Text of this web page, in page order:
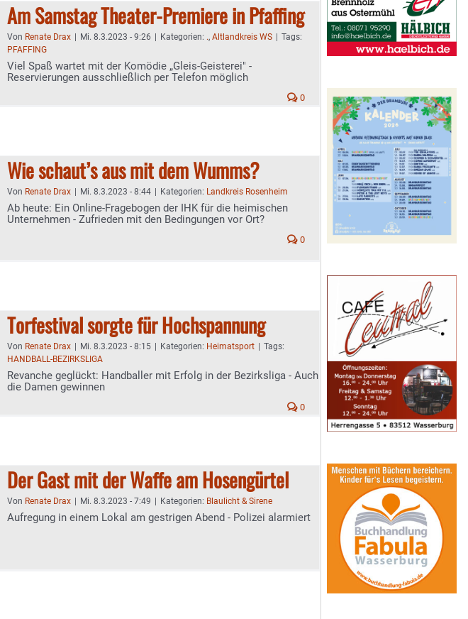
Am Samstag Theater-Premiere in Pfaffing
Von Renate Drax Mi. 8.3.2023 - 9:26 Kategorien: ., Altlandkreis WS
Tags:
PFAFFING
Viel Spaß wartet mit der Komödie „Gleis-Geisterei" -
Reservierungen ausschließlich per Telefon möglich
0
Wie schaut’s aus mit dem Wumms?
Von Renate Drax Mi. 8.3.2023 - 8:44 Kategorien: Landkreis Rosenheim
Ab heute: Ein Online-Fragebogen der IHK für die heimischen
Unternehmen - Zufrieden mit den Bedingungen vor Ort?
0
Torfestival sorgte für Hochspannung
Von Renate Drax Mi. 8.3.2023 - 8:15 Kategorien: Heimatsport
Tags:
HANDBALL-BEZIRKSLIGA
Revanche geglückt: Handballer mit Erfolg in der Bezirksliga - Auch
die Damen gewinnen
0
Der Gast mit der Waffe am Hosengürtel
Von Renate Drax Mi. 8.3.2023 - 7:49 Kategorien: Blaulicht & Sirene
Aufregung in einem Lokal am gestrigen Abend - Polizei alarmiert